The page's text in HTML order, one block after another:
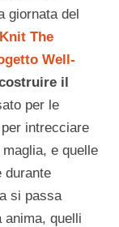
giornata del
The
Well-
il
per le
intrecciare
e quelle
durante
si passa
anima, quelli